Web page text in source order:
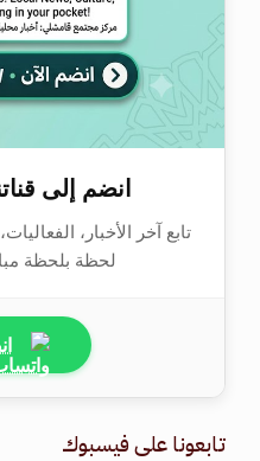
انضم إلى
تابع آخر الأخبار،
لحظة بلحظة
تابعونا على فيسبوك